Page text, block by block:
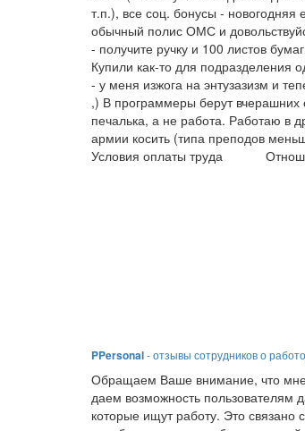
т.п.), все соц. бонусы - новогодняя
обычный полис ОМС и
- получите ручку и 100 листов
Купили как-то для подразделения
- у меня изжога на энтузазизм и
,) В программеры берут вчерашних
печалька, а не работа. Работаю в
армии косить (типа преподов
Условия оплаты труда
PPersonal- отзывы сотрудников о
Обращаем Ваше внимание, что
даем возможность пользователям
которые ищут работу. Это